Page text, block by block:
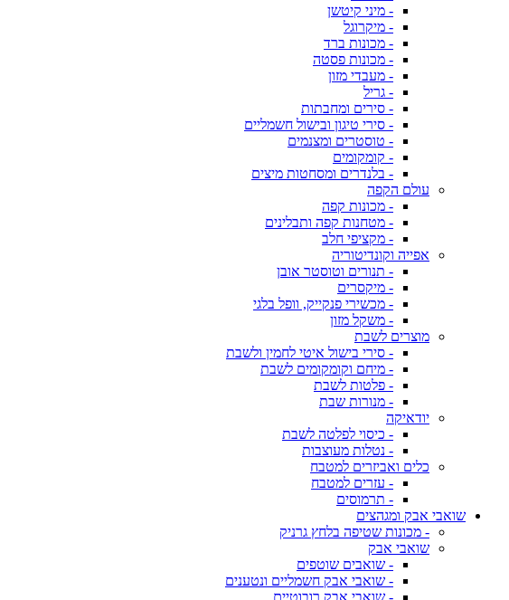
- מיני קיטשן
- מיקרוגל
- מכונות ברד
- מכונות פסטה
- מעבדי מזון
- גריל
- סירים ומחבתות
- סירי טיגון ובישול חשמליים
- טוסטרים ומצנמים
- קומקומים
- בלנדרים ומסחטות מיצים
עולם הקפה
- מכונות קפה
- מטחנות קפה ותבלינים
- מקציפי חלב
אפייה וקונדיטוריה
- תנורים וטוסטר אובן
- מיקסרים
- מכשירי פנקייק, וופל בלגי
- משקל מזון
מוצרים לשבת
- סירי בישול איטי לחמין ולשבת
- מיחם וקומקומים לשבת
- פלטות לשבת
- מנורות שבת
יודאיקה
- כיסוי לפלטה לשבת
- נטלות מעוצבות
כלים ואביזרים למטבח
- עזרים למטבח
- תרמוסים
שואבי אבק ומגהצים
- מכונות שטיפה בלחץ גרניק
שואבי אבק
- שואבים שוטפים
- שואבי אבק חשמליים ונטענים
- שואבי אבק רובוטיים